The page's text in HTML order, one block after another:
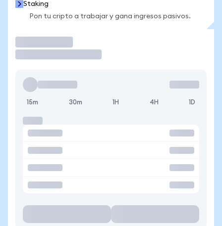
Staking
Pon tu cripto a trabajar y gana ingresos pasivos.
15m 30m 1H 4H 1D